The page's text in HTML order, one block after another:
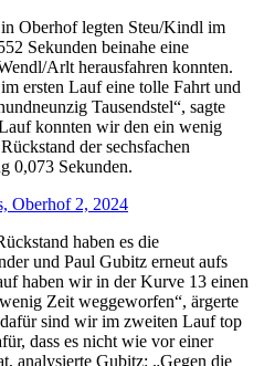
Oberhof legten Steu/Kindl im
Sekunden beinahe eine
Arlt herausfahren konnten.
ersten Lauf eine tolle Fahrt und
Tausendstel“, sagte
konnten wir den ein wenig
der sechsfachen
0,073 Sekunden.
haben es die
und Paul Gubitz erneut aufs
haben wir in der Kurve 13 einen
Zeit weggeworfen“, ärgerte
sind wir im zweiten Lauf top
dass es nicht wie vor einer
analysierte Gubitz: „Gegen die